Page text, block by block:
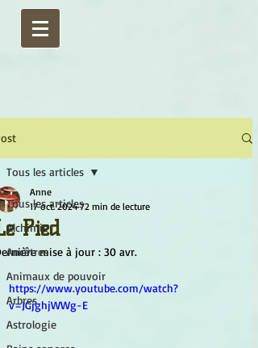
Tous les articles
Alchimie
Ancêtres
Animaux de pouvoir
Arbres
Astrologie
Tous les articles
Pied
Anne
17 oct. 2024 72 min de lecture
mise à jour : 30 avr.
https://www.youtube.com/watch?
v=JGjghjWWg-E